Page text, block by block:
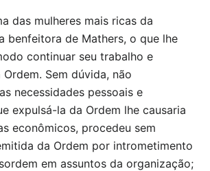
das mulheres mais ricas da
benfeitora de Mathers, o que lhe
continuar seu trabalho e
Sem dúvida, não
necessidades pessoais e
expulsá-la da Ordem lhe causaria
econômicos, procedeu sem
da Ordem por intrometimento
em assuntos da organização;